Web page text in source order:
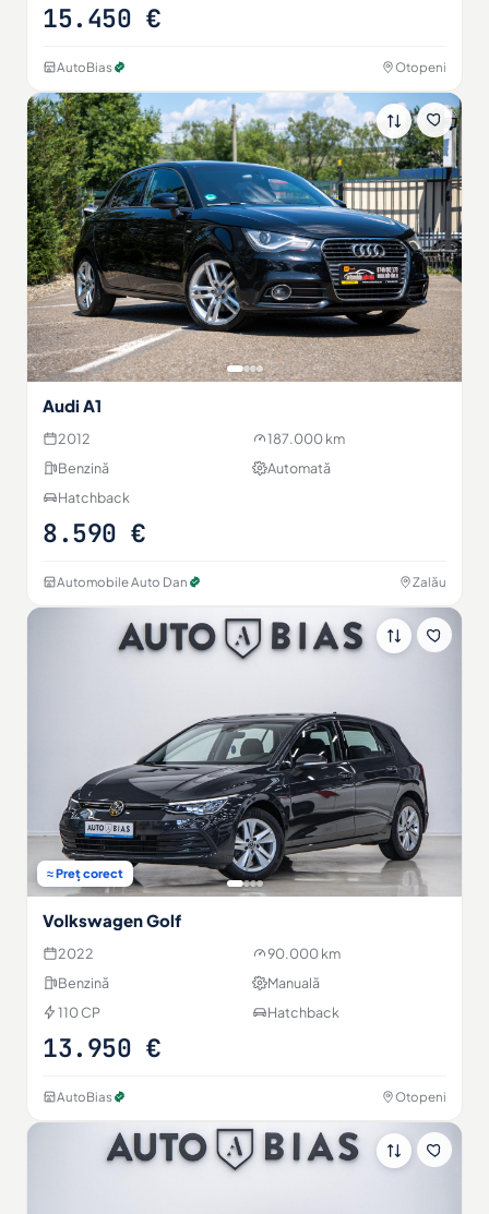
15.450 €
AutoBias Otopeni
Audi A1
2012
187.000 km
Benzină
Automată
Hatchback
8.590 €
Automobile Auto Dan Zalău
≈ Preț corect
Volkswagen Golf
2022
90.000 km
Benzină
Manuală
110 CP
Hatchback
13.950 €
AutoBias Otopeni